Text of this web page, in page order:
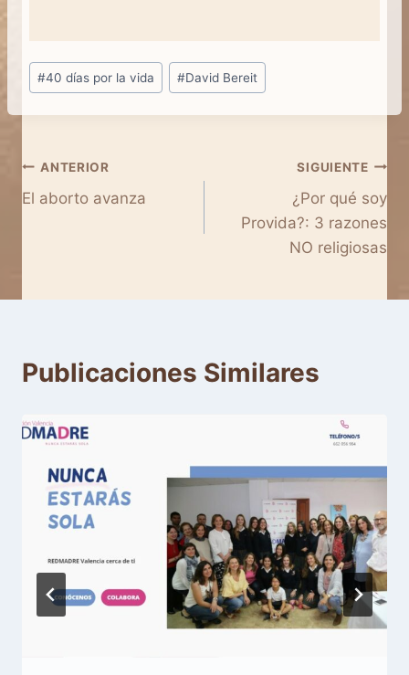
Etiquetas
de
la
#40 días por la vida #David Bereit
Navegación
de
ANTERIOR
El aborto avanza
SIGUIENTE
¿Por qué soy
Provida?: 3 razones
NO religiosas
Publicaciones Similares